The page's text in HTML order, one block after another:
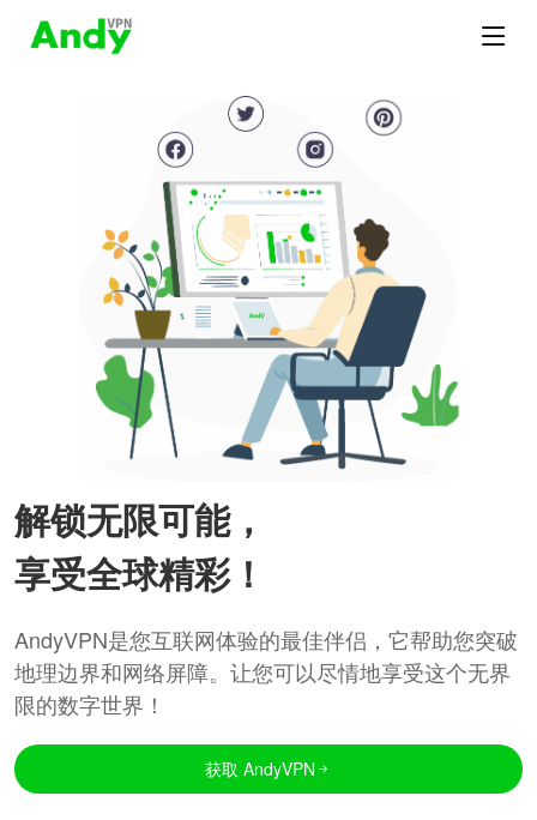
解锁无限可能，
享受全球精彩！
AndyVPN是您互联网体验的最佳伴侣，它帮助您突破
地理边界和网络屏障。让您可以尽情地享受这个无界
限的数字世界！
获取 AndyVPN